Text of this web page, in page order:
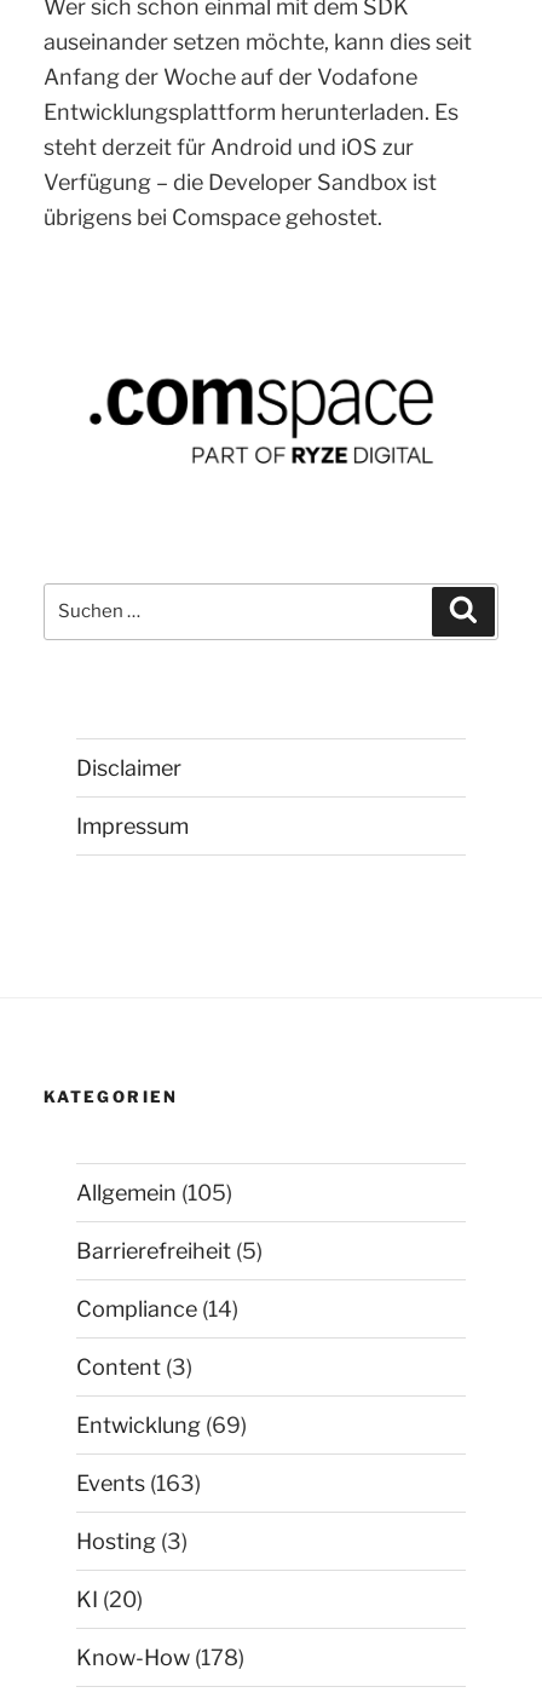
Wer sich schon einmal mit dem SDK
auseinander setzen möchte, kann dies seit
Anfang der Woche auf der Vodafone
Entwicklungsplattform herunterladen. Es
steht derzeit für Android und iOS zur
Verfügung – die Developer Sandbox ist
übrigens bei Comspace gehostet.
Suchen
nach:
Disclaimer
Impressum
KATEGORIEN
Allgemein (105)
Barrierefreiheit (5)
Compliance (14)
Content (3)
Entwicklung (69)
Events (163)
Hosting (3)
KI (20)
Know-How (178)